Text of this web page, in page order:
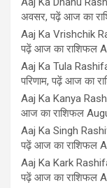
अवसर, पढ़ें आज का
Aaj Ka Vrishchik
पढ़ें आज का राशिफल
Aaj Ka Tula
परिणाम, पढ़ें आज का
Aaj Ka Kanya
आज का राशिफल
Aaj Ka Singh
पढ़ें आज का राशिफल
Aaj Ka Kark
पढ़ें आज का राशिफल